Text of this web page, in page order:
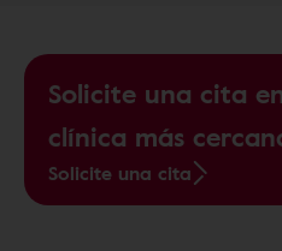
Solicite una cita
clínica más
Solicite una cita